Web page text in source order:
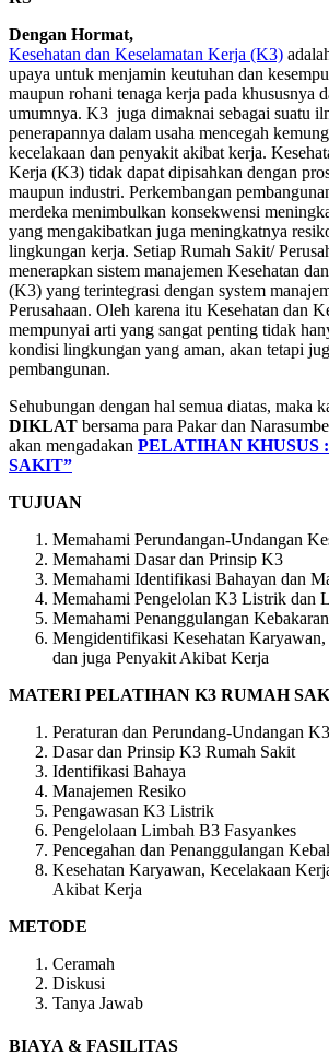
Dengan Hormat,
Kesehatan dan Keselamatan Kerja (K3)
upaya untuk menjamin keutuhan dan
maupun rohani tenaga kerja pada khususnya
umumnya. K3 juga dimaknai sebagai suatu
penerapannya dalam usaha mencegah
kecelakaan dan penyakit akibat kerja.
Kerja (K3) tidak dapat dipisahkan dengan
maupun industri. Perkembangan
merdeka menimbulkan konsekwensi
yang mengakibatkan juga meningkatnya
lingkungan kerja. Setiap Rumah Sakit/
menerapkan sistem manajemen Kesehatan
(K3) yang terintegrasi dengan system
Perusahaan. Oleh karena itu Kesehatan dan
mempunyai arti yang sangat penting tidak
kondisi lingkungan yang aman, akan tetapi
pembangunan.
Sehubungan dengan hal semua diatas, maka
DIKLAT bersama para Pakar dan
akan mengadakan PELATIHAN KHUSUS
SAKIT”
TUJUAN
Memahami Perundangan-Undangan
Memahami Dasar dan Prinsip K3
Memahami Identifikasi Bahayan dan
Memahami Pengelolan K3 Listrik dan
Memahami Penanggulangan Kebakaran
Mengidentifikasi Kesehatan
dan juga Penyakit Akibat Kerja
MATERI PELATIHAN K3 RUMAH
Peraturan dan Perundang-Undangan
Dasar dan Prinsip K3 Rumah Sakit
Identifikasi Bahaya
Manajemen Resiko
Pengawasan K3 Listrik
Pengelolaan Limbah B3 Fasyankes
Pencegahan dan Penanggulangan
Kesehatan Karyawan, Kecelakaan
Akibat Kerja
METODE
Ceramah
Diskusi
Tanya Jawab
BIAYA & FASILITAS